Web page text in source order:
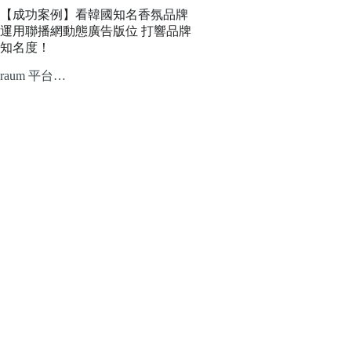
【成功案例】看韓國知名香氛品牌
運用聯播網動態廣告版位 打響品牌
知名度！
raum 平台…